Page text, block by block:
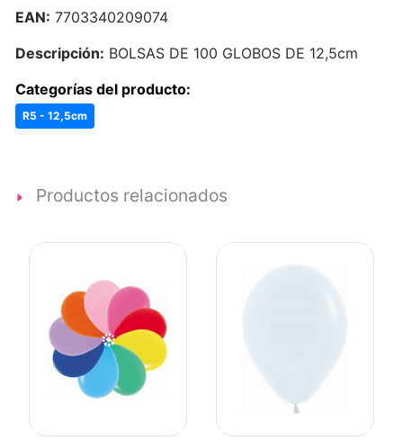
EAN: 7703340209074
Descripción: BOLSAS DE 100 GLOBOS DE 12,5cm
Categorías del producto:
R5 - 12,5cm
Productos relacionados